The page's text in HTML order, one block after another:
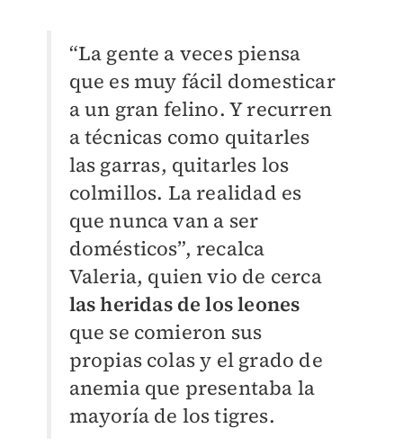
“La gente a veces piensa
que es muy fácil domesticar
a un gran felino. Y recurren
a técnicas como quitarles
las garras, quitarles los
colmillos. La realidad es
que nunca van a ser
domésticos”, recalca
Valeria, quien vio de cerca
las heridas de los leones
que se comieron sus
propias colas y el grado de
anemia que presentaba la
mayoría de los tigres.